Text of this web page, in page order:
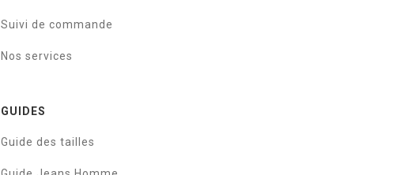
Suivi de commande
Nos services
GUIDES
Guide des tailles